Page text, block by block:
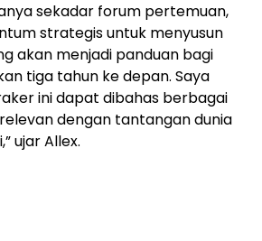
sekadar forum pertemuan,
strategis untuk menyusun
akan menjadi panduan bagi
tiga tahun ke depan. Saya
ini dapat dibahas berbagai
dengan tantangan dunia
ujar Allex.